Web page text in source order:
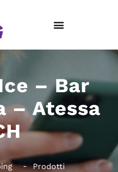
– Bar
– Atessa
Prodotti